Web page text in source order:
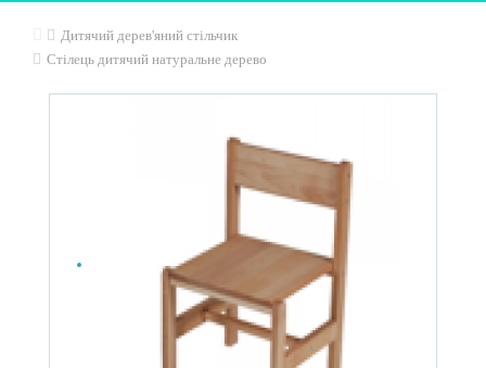
Дитячий дерев'яний стільчик
Стілець дитячий натуральне дерево